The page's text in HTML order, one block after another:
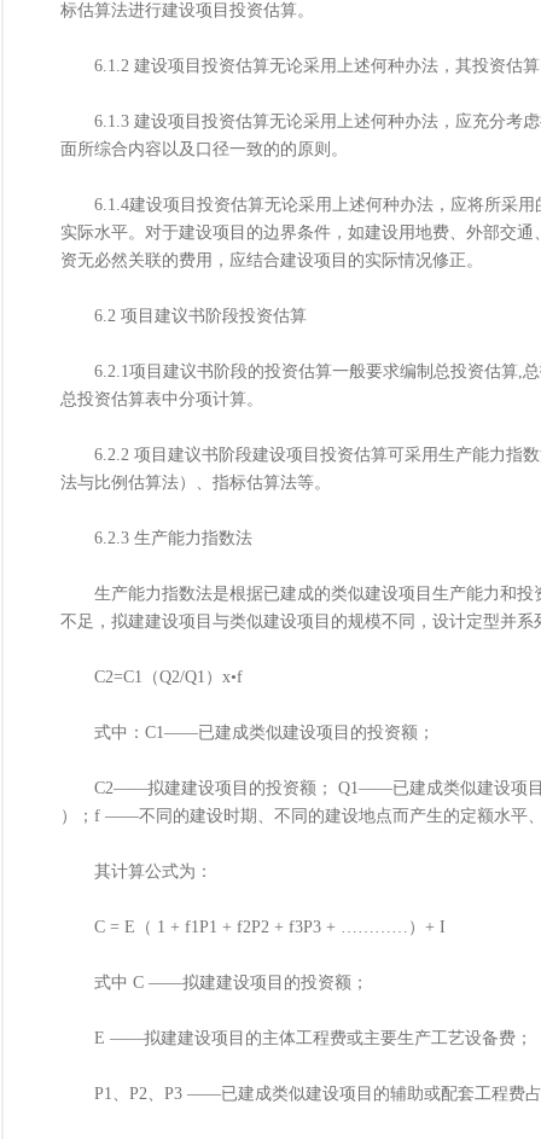
标估算法进行建设项目投资估算。
6.1.2 建设项目投资估算无论采用上述何种办法，其投资估算
6.1.3 建设项目投资估算无论采用上述何种办法，应充分考虑
面所综合内容以及口径一致的的原则。
6.1.4建设项目投资估算无论采用上述何种办法，应将所采用
实际水平。对于建设项目的边界条件，如建设用地费、外部交
资无必然关联的费用，应结合建设项目的实际情况修正。
6.2 项目建议书阶段投资估算
6.2.1项目建议书阶段的投资估算一般要求编制总投资估算,总
总投资估算表中分项计算。
6.2.2 项目建议书阶段建设项目投资估算可采用生产能力指数
法与比例估算法）、指标估算法等。
6.2.3 生产能力指数法
生产能力指数法是根据已建成的类似建设项目生产能力和投
不足，拟建建设项目与类似建设项目的规模不同，设计定型并
C2=C1（Q2/Q1）x•f
式中：C1——已建成类似建设项目的投资额；
C2——拟建建设项目的投资额； Q1——已建成类似建设项
）；f ——不同的建设时期、不同的建设地点而产生的定额水平
其计算公式为：
C = E（ 1 + f1P1 + f2P2 + f3P3 + …………）+ I
式中 C ——拟建建设项目的投资额；
E ——拟建建设项目的主体工程费或主要生产工艺设备费；
P1、P2、P3 ——已建成类似建设项目的辅助或配套工程费占